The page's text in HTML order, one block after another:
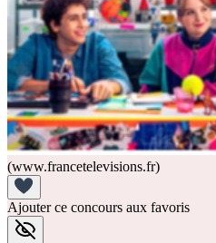
(www.francetelevisions.fr)
Ajouter ce concours aux favoris